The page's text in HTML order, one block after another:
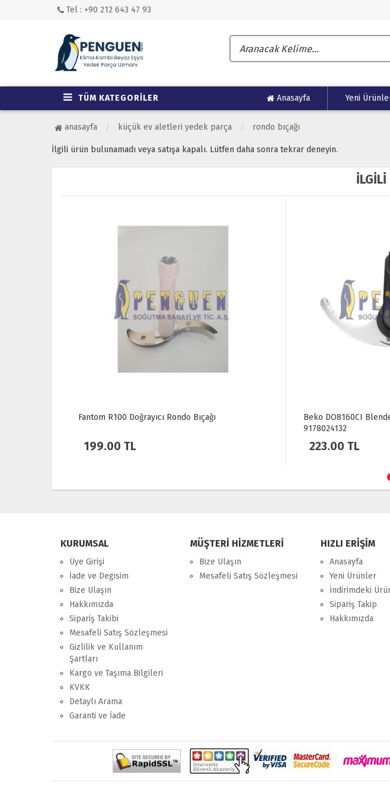
Tel : +90 212 643 47 93
TÜM KATEGORİLER Anasayfa Yeni
anasayfa küçük ev aletleri yedek parça rondo bıçağı
İlgili ürün bulunamadı veya satışa kapalı. Lütfen daha sonra tekrar deneyin.
İLGİLİ
Fantom R100 Doğrayıcı Rondo Bıçağı
Beko DO8160CI Blender Doğrayıcı Bıçak
KURUMSAL
Üye Girişi
İade ve Degisim
Bize Ulaşın
Hakkımızda
Sipariş Takibi
Mesafeli Satış Sözleşmesi
Gizlilik ve Kullanım
Şartları
Kargo ve Taşıma Bilgileri
KVKK
Detaylı Arama
Garanti ve İade
MÜŞTERİ HİZMETLERİ
Bize Ulaşın
Mesafeli Satış Sözleşmesi
HIZLI ERİŞİM
Anasayfa
Yeni Ürünler
İndirimdeki
Sipariş Takip
Hakkımızda